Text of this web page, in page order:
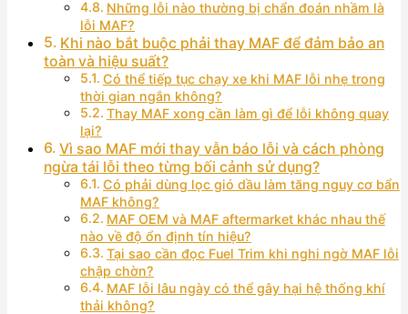
Những lỗi nào thường bị chẩn đoán nhầm là
lỗi MAF?
Khi nào bắt buộc phải thay MAF để đảm bảo an
toàn và hiệu suất?
Có thể tiếp tục chạy xe khi MAF lỗi nhẹ trong
thời gian ngắn không?
Thay MAF xong cần làm gì để lỗi không quay
lại?
Vì sao MAF mới thay vẫn báo lỗi và cách phòng
ngừa tái lỗi theo từng bối cảnh sử dụng?
Có phải dùng lọc gió dầu làm tăng nguy cơ bẩn
MAF không?
MAF OEM và MAF aftermarket khác nhau thế
nào về độ ổn định tín hiệu?
Tại sao cần đọc Fuel Trim khi nghi ngờ MAF lỗi
chập chờn?
MAF lỗi lâu ngày có thể gây hại hệ thống khí
thải không?